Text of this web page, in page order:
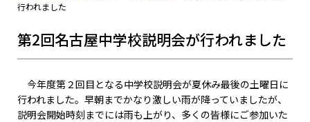
行われました
第2回名古屋中学校説明会が行われました
今年度第２回目となる中学校説明会が夏休み最後の土曜日に
行われました。早朝までかなり激しい雨が降っていましたが、
説明会開始時刻までには雨も上がり、多くの皆様にご参加いた